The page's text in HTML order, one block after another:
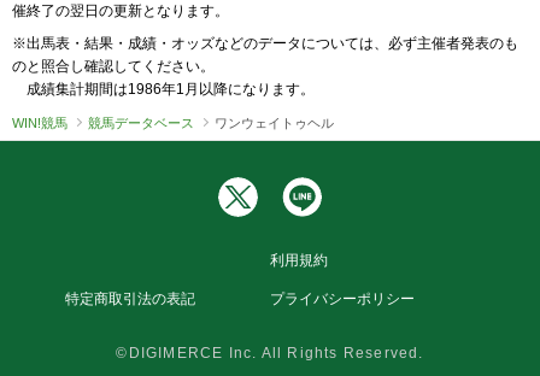
催終了の翌日の更新となります。
※出馬表・結果・成績・オッズなどのデータについては、必ず主催者発表のも
のと照合し確認してください。
成績集計期間は1986年1月以降になります。
WIN!競馬 競馬データベース ワンウェイトゥヘル
利用規約
特定商取引法の表記 プライバシーポリシー
©DIGIMERCE Inc. All Rights Reserved.